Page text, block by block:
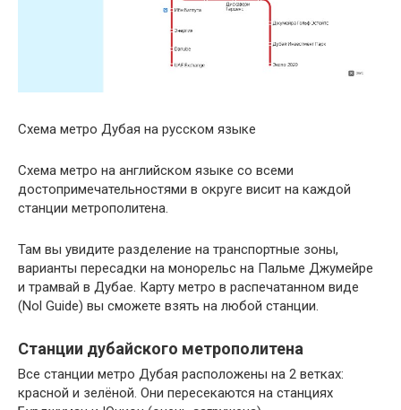
Схема метро Дубая на русском языке
Схема метро на английском языке со всеми
достопримечательностями в округе висит на каждой
станции метрополитена.
Там вы увидите разделение на транспортные зоны,
варианты пересадки на монорельс на Пальме Джумейре
и трамвай в Дубае. Карту метро в распечатанном виде
(Nol Guide) вы сможете взять на любой станции.
Станции дубайского метрополитена
Все станции метро Дубая расположены на 2 ветках:
красной и зелёной. Они пересекаются на станциях